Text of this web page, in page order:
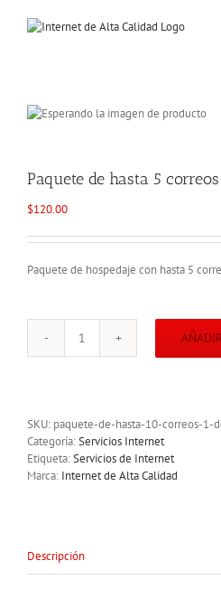
Paquete de hasta 5
$120.00
Paquete de hospedaje con hasta 5
Paquete
y
dominio
cantidad
SKU: paquete-de-hasta-10-correos-1-
Categoría:Servicios Internet
Etiqueta:Servicios de Internet
Marca: Internet de Alta Calidad
Descripción